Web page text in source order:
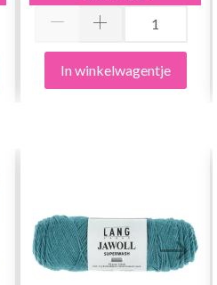
In winkelwagentje